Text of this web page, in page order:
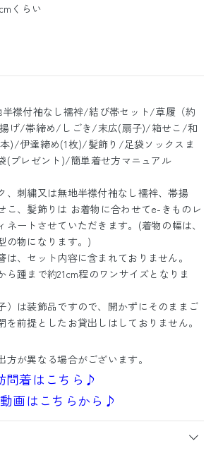
くらい
襟付袖なし襦袢/結び帯セット/草履（約
げ/帯締め/しごき/末広(扇子)/箱せこ/和
)/伊達締め(1枚)/髪飾り/足袋ソックスま
(プレゼント)/簡単着せ方マニュアル
、刺繍又は無地半襟付袖なし襦袢、帯揚
こ、髪飾りは お着物に合わせてe-きものレ
ネートさせていただきます。(着物の幅は、
の物になります。)
、セット内容に含まれておりません。
踵まで約21cm程のワンサイズとなりま
）は装飾品ですので、開かずにそのままご
を前提としたお貸出しはしておりません。
方が異なる場合がございます。
着はこちら♪
画はこちらから♪